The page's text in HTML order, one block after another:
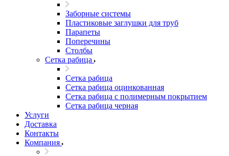
Заборные системы
Пластиковые заглушки для труб
Парапеты
Поперечины
Столбы
Сетка рабица
Сетка рабица
Сетка рабица оцинкованная
Сетка рабица с полимерным покрытием
Сетка рабица черная
Услуги
Доставка
Контакты
Компания